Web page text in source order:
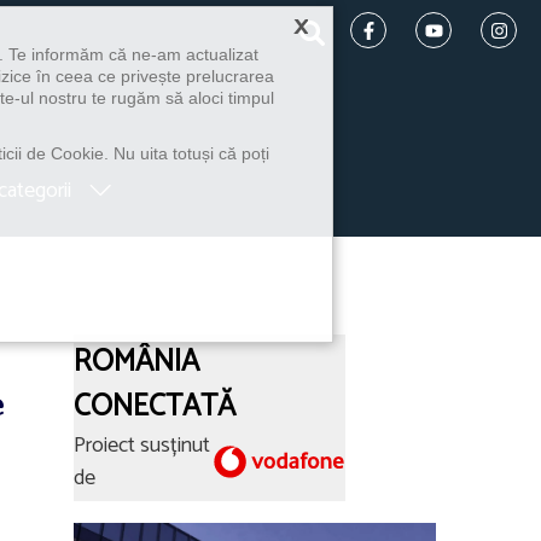
ROMÂNIA
CONECTATĂ
Proiect susținut
de
×
informăm că ne-am actualizat
în ceea ce privește prelucrarea
ul nostru te rugăm să aloci timpul
de Cookie. Nu uita totuși că poți